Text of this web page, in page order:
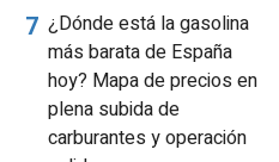
¿Dónde está la gasolina
más barata de España
hoy? Mapa de precios en
plena subida de
carburantes y operación